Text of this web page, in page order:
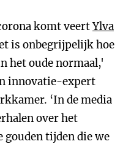
komt veertYlva
is onbegrijpelijk hoe
het oude normaal,'
innovatie-expert
‘In de media
over het
gouden tijden die we